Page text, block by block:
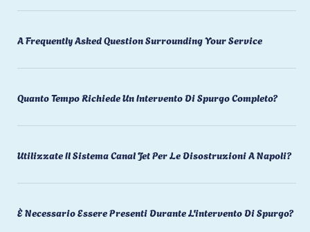
A Frequently Asked Question Surrounding Your Service
Quanto Tempo Richiede Un Intervento Di Spurgo Completo?
Utilizzate Il Sistema Canal Jet Per Le Disostruzioni A Napoli?
È Necessario Essere Presenti Durante L'intervento Di Spurgo?